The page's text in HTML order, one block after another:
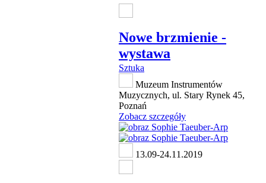
Nowe brzmienie -
wystawa
Sztuka
Muzeum Instrumentów
Muzycznych, ul. Stary Rynek 45,
Poznań
Zobacz szczegóły
13.09-24.11.2019